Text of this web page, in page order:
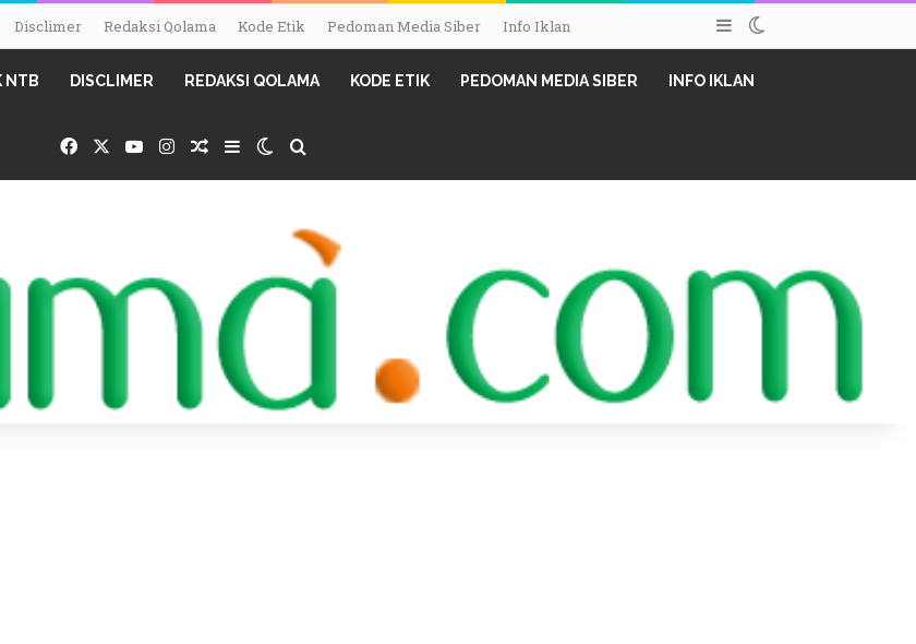
Disclimer Redaksi Qolama Kode Etik Pedoman Media Siber Info Iklan Sidebar
NTB DISCLIMER REDAKSI QOLAMA KODE ETIK PEDOMAN MEDIA SIBER INFO IKLAN
Facebook YouTubeInstagram
Random Article
SidebarSwitch skin